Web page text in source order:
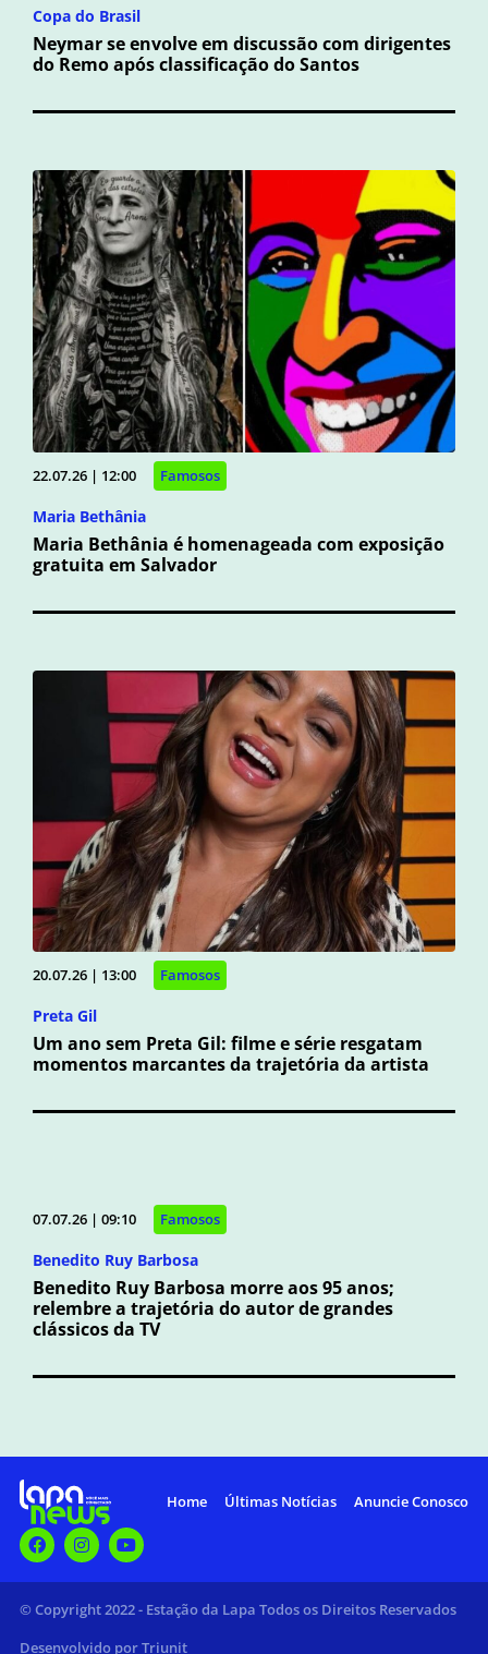
Copa do Brasil
Neymar se envolve em discussão com dirigentes
do Remo após classificação do Santos
22.07.26 | 12:00 Famosos
Maria Bethânia
Maria Bethânia é homenageada com exposição
gratuita em Salvador
20.07.26 | 13:00 Famosos
Preta Gil
Um ano sem Preta Gil: filme e série resgatam
momentos marcantes da trajetória da artista
07.07.26 | 09:10 Famosos
Benedito Ruy Barbosa
Benedito Ruy Barbosa morre aos 95 anos;
relembre a trajetória do autor de grandes
clássicos da TV
Home Últimas Notícias Anuncie Conosco
© Copyright 2022 - Estação da Lapa Todos os Direitos Reservados
Desenvolvido por Triunit